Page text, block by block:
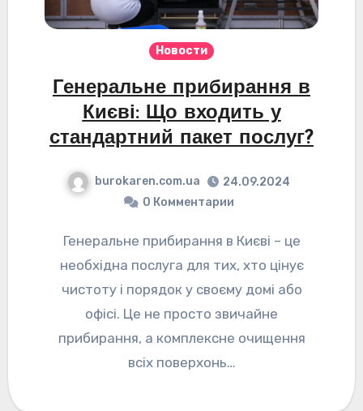
Новости
Генеральне прибирання в
Києві: Що входить у
стандартний пакет послуг?
burokaren.com.ua
24.09.2024
0 Комментарии
Генеральне прибирання в Києві – це
необхідна послуга для тих, хто цінує
чистоту і порядок у своєму домі або
офісі. Це не просто звичайне
прибирання, а комплексне очищення
всіх поверхонь…